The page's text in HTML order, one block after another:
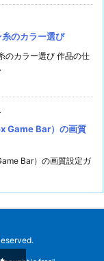
のカラー選び
のカラー選び 作品の仕
Game Bar）の画質
Bar）の画質設定ガ